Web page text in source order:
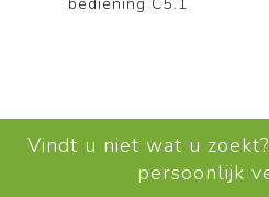
bediening C5.1
Vindt u niet wat u
persoonlijk